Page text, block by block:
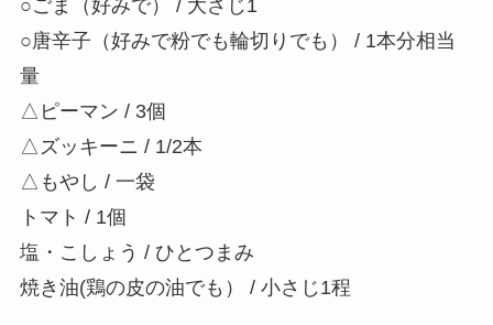
○ごま（好みで） / 大さじ1
○唐辛子（好みで粉でも輪切りでも） / 1本分相当
量
△ピーマン / 3個
△ズッキーニ / 1/2本
△もやし / 一袋
トマト / 1個
塩・こしょう / ひとつまみ
焼き油(鶏の皮の油でも） / 小さじ1程